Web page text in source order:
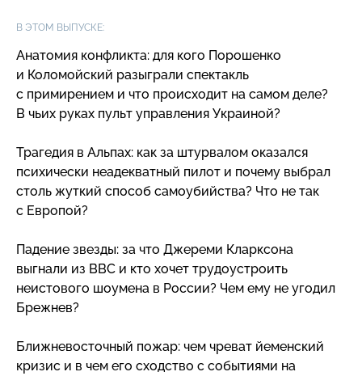
В ЭТОМ ВЫПУСКЕ:
Анатомия конфликта: для кого Порошенко
и Коломойский разыграли спектакль
с примирением и что происходит на самом деле?
В чьих руках пульт управления Украиной?
Трагедия в Альпах: как за штурвалом оказался
психически неадекватный пилот и почему выбрал
столь жуткий способ самоубийства? Что не так
с Европой?
Падение звезды: за что Джереми Кларксона
выгнали из BBC и кто хочет трудоустроить
неистового шоумена в России? Чем ему не угодил
Брежнев?
Ближневосточный пожар: чем чреват йеменский
кризис и в чем его сходство с событиями на